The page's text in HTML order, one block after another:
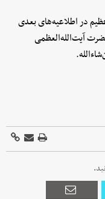
در اطلاعیه‌های بعدی
آیت‌الله‌العظمی